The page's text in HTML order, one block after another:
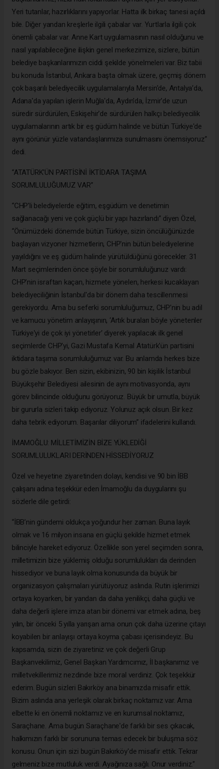
Yeri tutanlar, hazırlıklarını yapıyorlar. Hatta ilk birkaç tanesi açıldı
bile. Diğer yandan kreşlerle ilgili çabalar var. Yurtlarla ilgili çok
önemli çabalar var. Anne Kart uygulamasının nasıl olduğunu ve
nasıl yapılabileceğine ilişkin genel merkezimize, sizlere, bütün
belediye başkanlarımızın ciddi şekilde yönelmeleri var. Biz tabii
bu konuda İstanbul, Ankara başta olmak üzere, geçmiş dönem
çok başarılı belediyecilik uygulamalarıyla Mersin'de, Antalya’da,
Adana'da yapılan işlerin Muğla'da, Aydın'da, İzmir'de uzun
süredir sürdürülen, Eskişehir'de sürdürülen halkçı belediyecilik
uygulamalarının artık bir eş güdüm halinde ve bütün Türkiye'de
aynı görünür yüzle vatandaşlarımıza sunulmasını önemsiyoruz”
dedi.
“ATATÜRK'ÜN PARTİSİNİ İKTİDARA TAŞIMA
SORUMLULUĞUMUZ VAR”
“CHP’li belediyelerde eğitim, eşgüdüm ve denetimin
sağlanacağı yeni ve çok güçlü bir yapı hazırlandı” diyen Özel,
“Önümüzdeki dönemde bütün Türkiye, sizin öncülüğünüzde
başlayan vizyoner hizmetlerin, CHP'nin bütün belediyelerine
yayıldığını ve eş güdüm halinde yürütüldüğünü görecekler. 31
Mart seçimlerinden önce şöyle bir sorumluluğunuz vardı:
CHP’nin israftan kaçan, hizmete yönelen, herkesi kucaklayan
belediyeciliğinin İstanbul'da bir dönem daha tescillenmesi
gerekiyordu. Ama bu seferki sorumluluğumuz, CHP’nin bu adil
ve kamucu yönetim anlayışının, ‘Artık buraları böyle yönetenler
Türkiye'yi de çok iyi yönetirler’ diyerek yapılacak ilk genel
seçimlerde CHP’yi, Gazi Mustafa Kemal Atatürk'ün partisini
iktidara taşıma sorumluluğumuz var. Bu anlamda herkes bize
bu gözle bakıyor. Ben sizin, ekibinizin, 90 bin kişilik İstanbul
Büyükşehir Belediyesi ailesinin de aynı motivasyonda, aynı
görev bilincinde olduğunu görüyoruz. Büyük bir umutla, büyük
bir gururla sizleri takip ediyoruz. Yolunuz açık olsun. Bir kez
daha tebrik ediyorum. Başarılar diliyorum” ifadelerini kullandı.
İMAMOĞLU: MİLLETİMİZİN BİZE YÜKLEDİĞİ
SORUMLULUKLARI DERİNDEN HİSSEDİYORUZ
Özel ve heyetine ziyaretinden dolayı, kendisi ve 90 bin İBB
çalışanı adına teşekkür eden İmamoğlu da duygularını şu
sözlerle dile getirdi:
“İBB’nin gündemi oldukça yoğundur her zaman. Buna layık
olmak ve 16 milyon insana en güçlü şekilde hizmet etmek
bilinciyle hareket ediyoruz. Özellikle son yerel seçimden sonra,
milletimizin bize yüklemiş olduğu sorumlulukları da derinden
hissediyor ve buna layık olma konusunda da büyük bir
organizasyon çalışmaları yürütüyoruz aslında. Rutin işlerimizi
ortaya koyarken, bir yandan da daha yenilikçi, daha güçlü ve
daha değerli işlere imza atan bir dönemi var etmek adına, beş
yılın, bir önceki 5 yılla yarışan ama onun çok daha üzerine çıtayı
koyabilen bir anlayışı ortaya koyma çabası içerisindeyiz. Bu
kapsamda, sizin de ziyaretiniz ve çok değerli Grup
Başkanvekilimiz, Genel Başkan Yardımcımız, İl başkanımız ve
milletvekillerimiz nezdinde bize moral verdiniz. Çok teşekkür
ederim. Bugün sizleri Bakırköy ana binamızda misafir ettik.
Bizim aslında ana yerleşik olarak birkaç noktamız var. Ama
elbette ki en önemli noktamız ve en kurumsal noktamız,
Saraçhane. Ama bugün Saraçhane'de farklı bir ses çıkacak,
halkımızın farklı bir sorununa temas edecek bir buluşma söz
konusu. Onun için sizi bugün Bakırköy'de misafir ettik. Tekrar
gelmeniz bize mutluluk verdi. Ayağınıza sağlı. Onur verdiniz.”